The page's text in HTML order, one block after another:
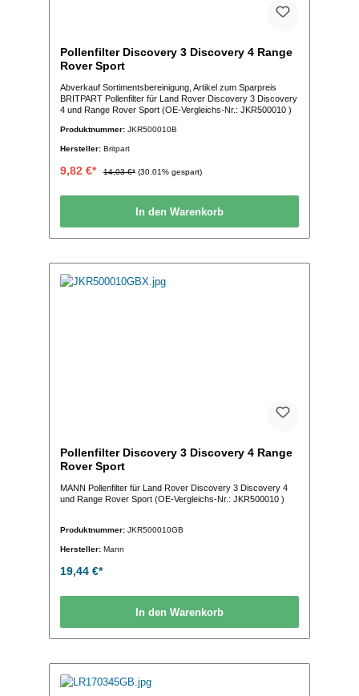
Pollenfilter Discovery 3 Discovery 4 Range
Rover Sport
Abverkauf Sortimentsbereinigung, Artikel zum Sparpreis
BRITPART Pollenfilter für Land Rover Discovery 3 Discovery
4 und Range Rover Sport (OE-Vergleichs-Nr.: JKR500010 )
Produktnummer: JKR500010B
Hersteller: Britpart
9,82 €* 14,03 €* (30.01% gespart)
In den Warenkorb
Pollenfilter Discovery 3 Discovery 4 Range
Rover Sport
MANN Pollenfilter für Land Rover Discovery 3 Discovery 4
und Range Rover Sport (OE-Vergleichs-Nr.: JKR500010 )
Produktnummer: JKR500010GB
Hersteller: Mann
19,44 €*
In den Warenkorb